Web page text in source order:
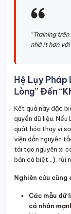
“Training
nhớ ít hơn
Hệ Lụy
Lòng” Đến
Kết quả này đặc
quyền dữ liệu. Nếu
quát hóa thay vì
viện dẫn nguyên
tái tạo nguyên xi
bản cá biệt…), rủi
Nghiên cứu cũng
Các mẫu dữ
cá nhân